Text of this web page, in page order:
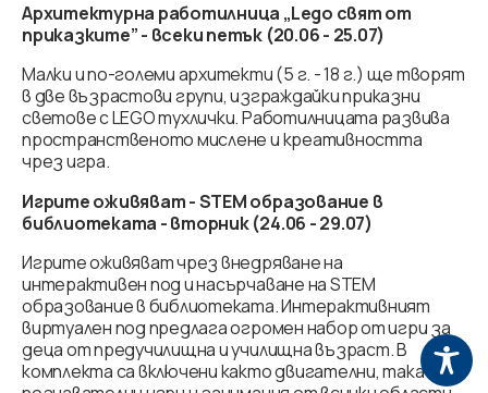
Архитектурна работилница „Lego свят от
приказките” - всеки петък (20.06 - 25.07)
Малки и по-големи архитекти (5 г. - 18 г.) ще творят
в две възрастови групи, изграждайки приказни
светове с LEGO тухлички. Работилницата развива
пространственото мислене и креативността
чрез игра.
Игрите оживяват - STEM образование в
библиотеката - вторник (24.06 - 29.07)
Игрите оживяват чрез внедряване на
интерактивен под и насърчаване на STEM
образование в библиотеката. Интерактивният
виртуален под предлага огромен набор от игри за
деца от предучилищна и училищна възраст. В
комплекта са включени както двигателни, така и